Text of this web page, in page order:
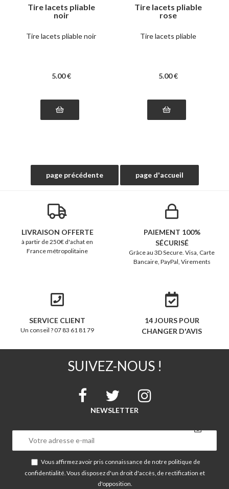
Tire lacets pliable
noir
Tire lacets pliable noir
5.00 €
Tire lacets pliable
rose
Tire lacets pliable
5.00 €
LIVRAISON OFFERTE
à partir de 250€ d'achat en
France métropolitaine
PAIEMENT 100%
SÉCURISÉ
Grâce au 3D Secure. Visa, Carte
Bancaire, PayPal, Virements
SERVICE CLIENT
Un conseil ? 07 83 61 81 79
14 JOURS POUR
CHANGER D'AVIS
SUIVEZ-NOUS !
NEWSLETTER
Vous affirmez avoir pris connaissance de notre politique de
confidentialité . Vous disposez d'un droit d'accès, de rectification et
d'opposition.